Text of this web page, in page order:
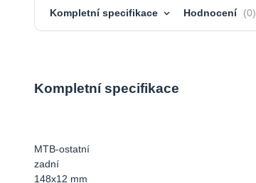
Kompletní specifikace Hodnocení 0
Kompletní specifikace
MTB-ostatní
zadní
148x12 mm